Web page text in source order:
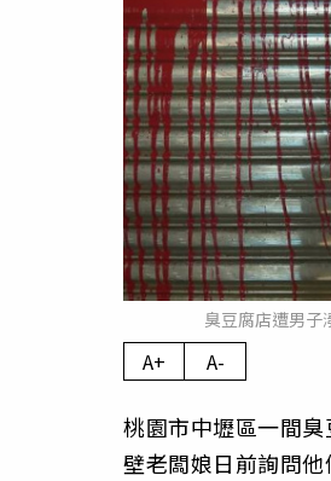
臭豆腐店遭男子
A+ A-
桃園市中壢區一間
壁老闆娘日前詢問